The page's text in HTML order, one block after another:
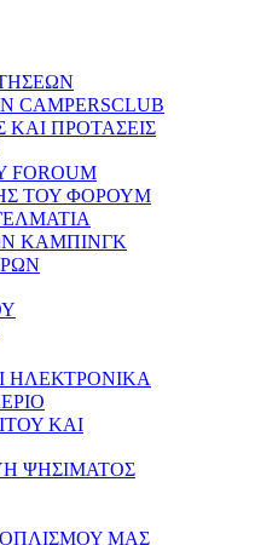
ΠΡΟΤΑΣΕΙΣ
ΤΟΥ ΦΟΡΟΥΜ
ΚΑΜΠΙΝΓΚ
ΗΛΕΚΤΡΟΝΙΚΑ
ΚΑΙ
ΨΗΣΙΜΑΤΟΣ
ΜΑΣ